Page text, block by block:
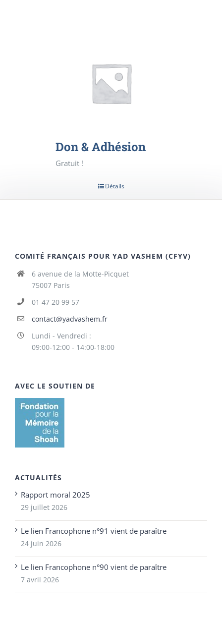
Don & Adhésion
Gratuit !
Détails
COMITÉ FRANÇAIS POUR YAD VASHEM (CFYV)
6 avenue de la Motte-Picquet
75007 Paris
01 47 20 99 57
contact@yadvashem.fr
Lundi - Vendredi :
09:00-12:00 - 14:00-18:00
AVEC LE SOUTIEN DE
ACTUALITÉS
Rapport moral 2025
29 juillet 2026
Le lien Francophone n°91 vient de paraître
24 juin 2026
Le lien Francophone n°90 vient de paraître
7 avril 2026